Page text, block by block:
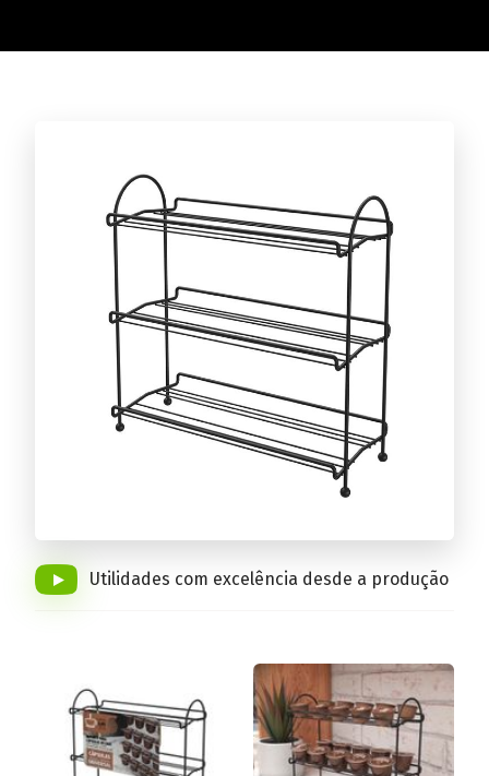
ACESSÓRIOS PARA CHURRASCO
Conheça a linha completa!
CORTAR E SERVIR
Conheça a linha completa!
Utilidades com excelência desde a produção